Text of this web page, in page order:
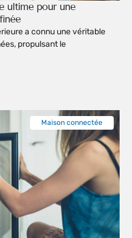
ultime pour une
a connu une véritable
propulsant le
Maison connectée